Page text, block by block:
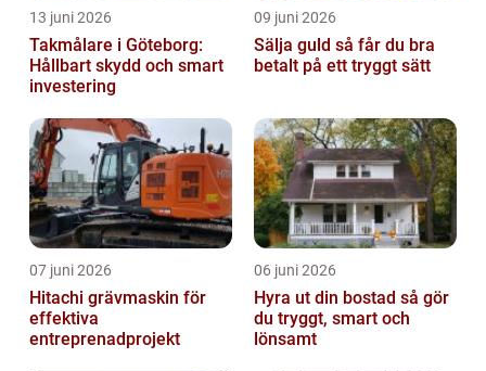
13 juni 2026
Takmålare i Göteborg:
Hållbart skydd och smart
investering
09 juni 2026
Sälja guld så får du bra
betalt på ett tryggt sätt
07 juni 2026
Hitachi grävmaskin för
effektiva
entreprenadprojekt
06 juni 2026
Hyra ut din bostad så gör
du tryggt, smart och
lönsamt